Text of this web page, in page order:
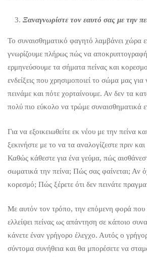
Ξαναγνωρίστε τον εαυτό σας με την
Το συναισθηματικό φαγητό λαμβάνει χώρα
γνωρίζουμε πλήρως πώς να
ερμηνεύσουμε τα σήματα πείνας και
ενδείξεις που χρησιμοποιεί το σώμα μας για
πεινάμε και πότε χορταίνουμε. Αν δεν τα
πολύ πιο εύκολο να τρώμε συναισθηματικά
Για να εξοικειωθείτε εκ νέου με την πείνα
ξεκινήστε με το να τα αναλογίζεστε πριν
Καθώς κάθεστε για ένα γεύμα, πώς
σωματικά την πείνα; Πώς σας φαίνεται; Αν
κορεσμό; Πώς ξέρετε ότι δεν πεινάτε
Με αυτόν τον τρόπο, την επόμενη φορά που
ελλείψει πείνας ως απάντηση σε κάποιο
κάνετε έναν γρήγορο έλεγχο. Αυτός ο
σύντομα συνήθεια και θα μπορέσετε να